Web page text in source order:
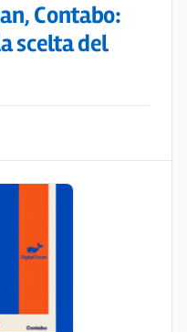
Contabo:
scelta del